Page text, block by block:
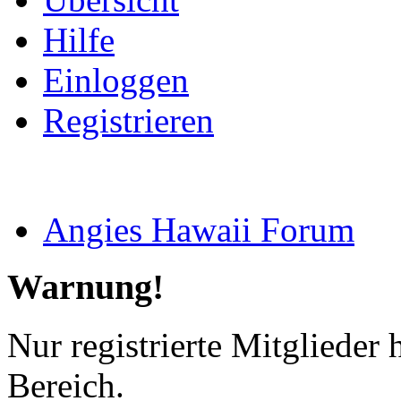
Hilfe
Einloggen
Registrieren
Angies Hawaii Forum
Warnung!
Nur registrierte Mitglieder
Bereich.